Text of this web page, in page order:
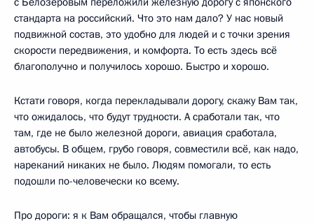
стандарта на российский. Что это нам дало? У нас новый
подвижной состав, это удобно для людей и с точки зрения
скорости передвижения, и комфорта. То есть здесь всё
благополучно и получилось хорошо. Быстро и хорошо.
Кстати говоря, когда перекладывали дорогу, скажу Вам так,
что ожидалось, что будут трудности. А сработали так, что
там, где не было железной дороги, авиация сработала,
автобусы. В общем, грубо говоря, совместили всё, как надо,
нареканий никаких не было. Людям помогали, то есть
подошли по-человечески ко всему.
Про дороги: я к Вам обращался, чтобы главную